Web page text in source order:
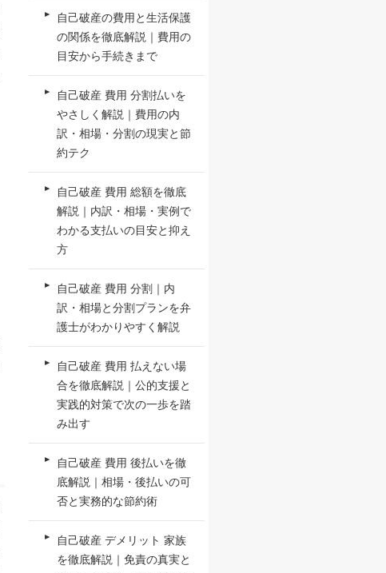
自己破産の費用と生活保護
の関係を徹底解説｜費用の
目安から手続きまで
自己破産 費用 分割払いを
やさしく解説｜費用の内
訳・相場・分割の現実と節
約テク
自己破産 費用 総額を徹底
解説｜内訳・相場・実例で
わかる支払いの目安と抑え
方
自己破産 費用 分割｜内
訳・相場と分割プランを弁
護士がわかりやすく解説
自己破産 費用 払えない場
合を徹底解説｜公的支援と
実践的対策で次の一歩を踏
み出す
自己破産 費用 後払いを徹
底解説｜相場・後払いの可
否と実務的な節約術
自己破産 デメリット 家族
を徹底解説｜免責の真実と